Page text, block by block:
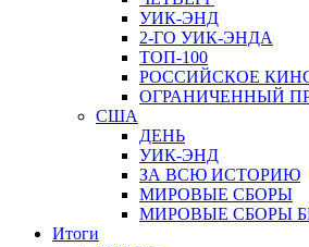
УИК-ЭНД
2-ГО УИК-ЭНДА
ТОП-100
РОССИЙСКОЕ
ОГРАНИЧЕННЫЙ
США
ДЕНЬ
УИК-ЭНД
ЗА ВСЮ ИСТОРИЮ
МИРОВЫЕ СБОРЫ
МИРОВЫЕ СБОРЫ
Итоги